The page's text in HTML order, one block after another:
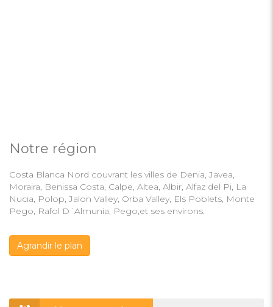
Notre région
Costa Blanca Nord couvrant les villes de Denia, Javea,
Moraira, Benissa Costa, Calpe, Altea, Albir, Alfaz del Pi, La
Nucia, Polop, Jalon Valley, Orba Valley, Els Poblets, Monte
Pego, Rafol D´Almunia, Pego,et ses environs.
Agrandir le plan